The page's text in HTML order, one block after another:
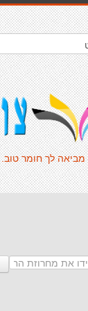
מביאה לך חומר טוב.